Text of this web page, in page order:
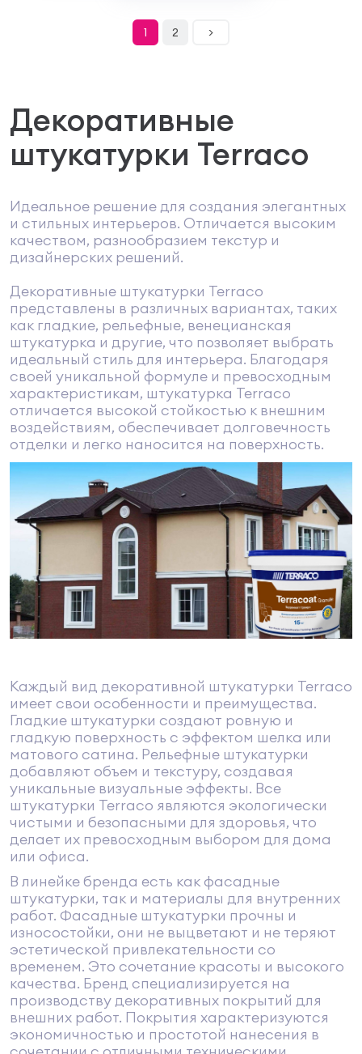
1 2 >
Декоративные
штукатурки Terraco
Идеальное решение для создания элегантных
и стильных интерьеров. Отличается высоким
качеством, разнообразием текстур и
дизайнерских решений.
Декоративные штукатурки Terraco
представлены в различных вариантах, таких
как гладкие, рельефные, венецианская
штукатурка и другие, что позволяет выбрать
идеальный стиль для интерьера. Благодаря
своей уникальной формуле и превосходным
характеристикам, штукатурка Terraco
отличается высокой стойкостью к внешним
воздействиям, обеспечивает долговечность
отделки и легко наносится на поверхность.
Каждый вид декоративной штукатурки Terraco
имеет свои особенности и преимущества.
Гладкие штукатурки создают ровную и
гладкую поверхность с эффектом шелка или
матового сатина. Рельефные штукатурки
добавляют объем и текстуру, создавая
уникальные визуальные эффекты. Все
штукатурки Terraco являются экологически
чистыми и безопасными для здоровья, что
делает их превосходным выбором для дома
или офиса.
В линейке бренда есть как фасадные
штукатурки, так и материалы для внутренних
работ. Фасадные штукатурки прочны и
износостойки, они не выцветают и не теряют
эстетической привлекательности со
временем. Это сочетание красоты и высокого
качества. Бренд специализируется на
производству декоративных покрытий для
внешних работ. Покрытия характеризуются
экономичностью и простотой нанесения в